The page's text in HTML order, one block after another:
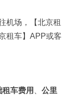
机场，【北京租
租车】APP或客
租车费用
公里